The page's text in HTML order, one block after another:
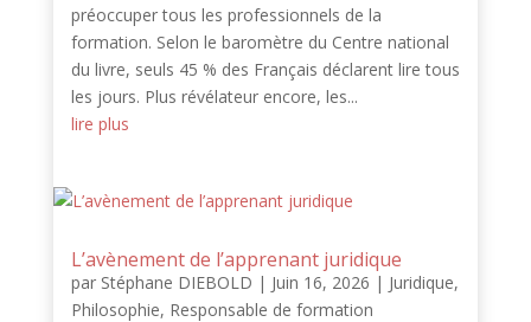
préoccuper tous les professionnels de la
formation. Selon le baromètre du Centre national
du livre, seuls 45 % des Français déclarent lire tous
les jours. Plus révélateur encore, les...
lire plus
L’avènement de l’apprenant juridique
par Stéphane DIEBOLD | Juin 16, 2026 | Juridique,
Philosophie, Responsable de formation